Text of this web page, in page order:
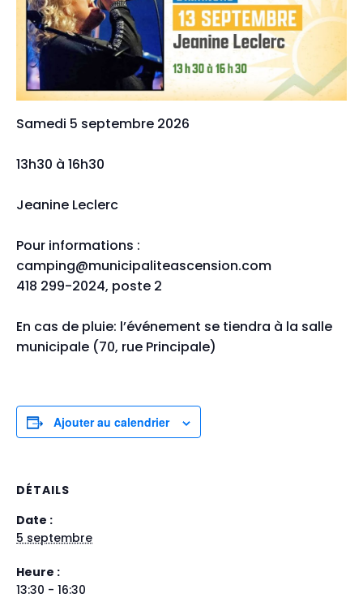
Samedi 5 septembre 2026
13h30 à 16h30
Jeanine Leclerc
Pour informations :
camping@municipaliteascension.com
418 299-2024, poste 2
En cas de pluie: l’événement se tiendra à la salle
municipale (70, rue Principale)
Ajouter au calendrier
DÉTAILS
Date :
5 septembre
Heure :
13:30 - 16:30